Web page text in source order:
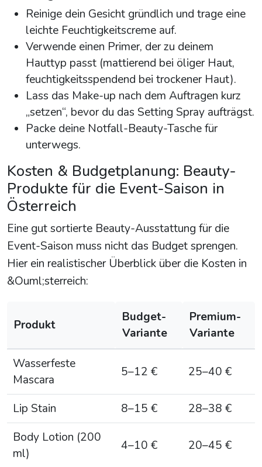
Reinige dein Gesicht gründlich und trage eine
leichte Feuchtigkeitscreme auf.
Verwende einen Primer, der zu deinem
Hauttyp passt (mattierend bei öliger Haut,
feuchtigkeitsspendend bei trockener Haut).
Lass das Make-up nach dem Auftragen kurz
„setzen“, bevor du das Setting Spray aufträgst.
Packe deine Notfall-Beauty-Tasche für
unterwegs.
Kosten & Budgetplanung: Beauty-
Produkte für die Event-Saison in
Österreich
Eine gut sortierte Beauty-Ausstattung für die
Event-Saison muss nicht das Budget sprengen.
Hier ein realistischer Überblick über die Kosten in
&Ouml;sterreich:
Produkt
Budget-
Variante
Premium-
Variante
Wasserfeste
Mascara
5–12 € 25–40 €
Lip Stain 8–15 €
28–38 €
Body Lotion (200
ml)
4–10 € 20–45 €